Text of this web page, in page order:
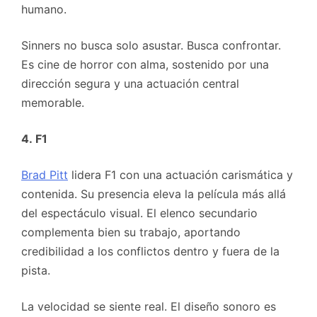
humano.
Sinners no busca solo asustar. Busca confrontar.
Es cine de horror con alma, sostenido por una
dirección segura y una actuación central
memorable.
4. F1
Brad Pitt lidera F1 con una actuación carismática y
contenida. Su presencia eleva la película más allá
del espectáculo visual. El elenco secundario
complementa bien su trabajo, aportando
credibilidad a los conflictos dentro y fuera de la
pista.
La velocidad se siente real. El diseño sonoro es